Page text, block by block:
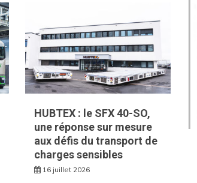
HUBTEX : le SFX 40-SO,
une réponse sur mesure
aux défis du transport de
charges sensibles
16 juillet 2026